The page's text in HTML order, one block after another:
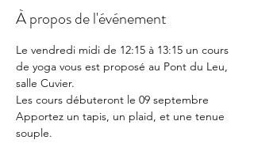
À propos de l'événement
Le vendredi midi de 12:15 à 13:15 un cours
de yoga vous est proposé au Pont du Leu,
salle Cuvier.
Les cours débuteront le 09 septembre
Apportez un tapis, un plaid, et une tenue
souple.